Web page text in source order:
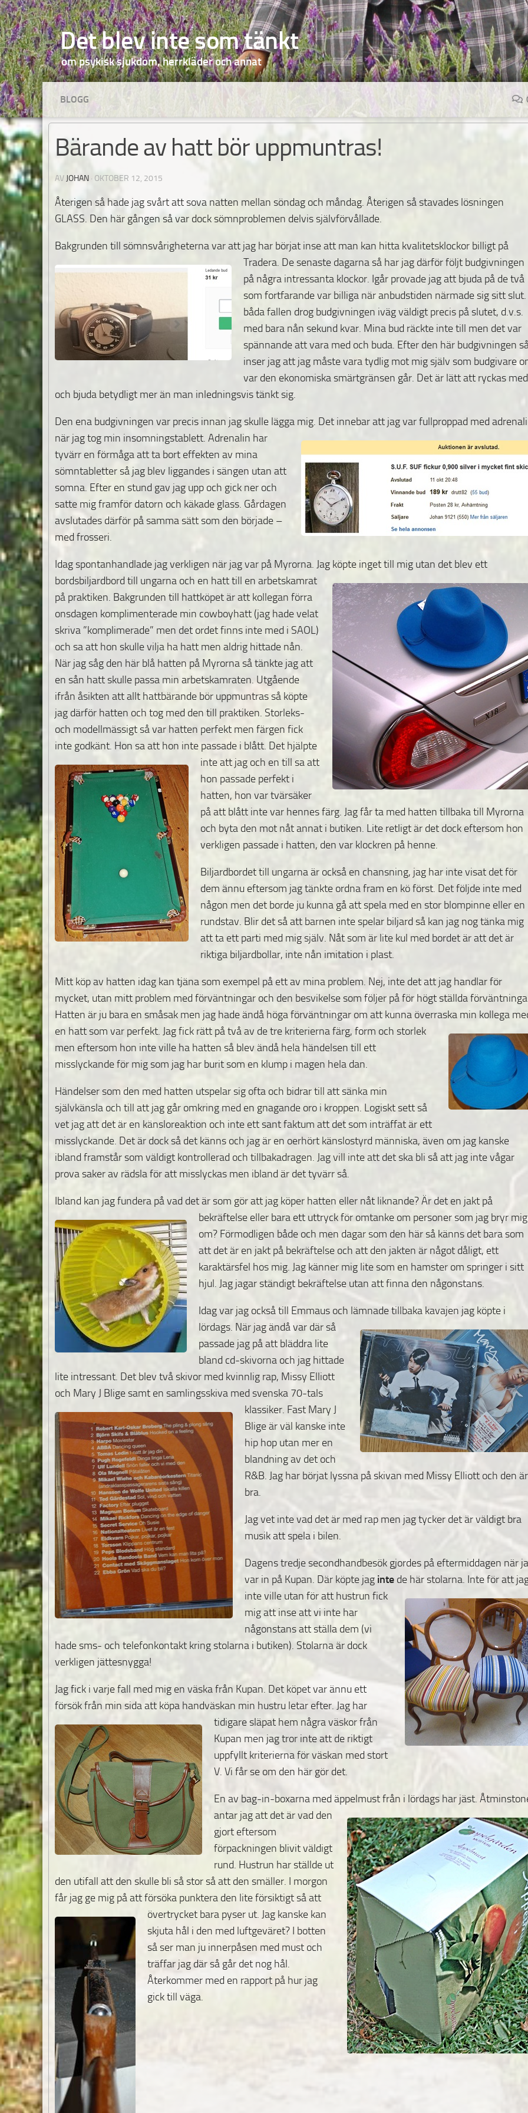
Hoppa till innehåll
Det blev inte som tänkt
om psykisk sjukdom, herrkläder och annat
BLOGG
Bärande av hatt bör uppmuntras!
AV JOHAN · OKTOBER 12, 2015
Återigen så hade jag svårt att sova natten mellan söndag och måndag. Återigen så stavades lösningen
GLASS. Den här gången så var dock sömnproblemen delvis självförvållade.
Bakgrunden till sömnsvårigheterna var att jag har börjat inse att man kan hitta kvalitetsklockor billigt på
Tradera. De senaste dagarna så har jag därför följt budgivningen
på några intressanta klockor. Igår provade jag att bjuda på de två
som fortfarande var billiga när anbudstiden närmade sig sitt slut.
båda fallen drog budgivningen iväg väldigt precis på slutet, d.v.s.
med bara nån sekund kvar. Mina bud räckte inte till men det var
spännande att vara med och buda. Efter den här budgivningen
inser jag att jag måste vara tydlig mot mig själv som budgivare
var den ekonomiska smärtgränsen går. Det är lätt att ryckas med
och bjuda betydligt mer än man inledningsvis tänkt sig.
Den ena budgivningen var precis innan jag skulle lägga mig. Det innebar att jag var fullproppad med
när jag tog min insomningstablett. Adrenalin har
tyvärr en förmåga att ta bort effekten av mina
sömntabletter så jag blev liggandes i sängen utan att
somna. Efter en stund gav jag upp och gick ner och
satte mig framför datorn och käkade glass. Gårdagen
avslutades därför på samma sätt som den började –
med frosseri.
Idag spontanhandlade jag verkligen när jag var på Myrorna. Jag köpte inget till mig utan det blev ett
bordsbiljardbord till ungarna och en hatt till en arbetskamrat
på praktiken. Bakgrunden till hattköpet är att kollegan förra
onsdagen komplimenterade min cowboyhatt (jag hade velat
skriva ”komplimerade” men det ordet finns inte med i SAOL)
och sa att hon skulle vilja ha hatt men aldrig hittade nån.
När jag såg den här blå hatten på Myrorna så tänkte jag att
en sån hatt skulle passa min arbetskamraten. Utgående
ifrån åsikten att allt hattbärande bör uppmuntras så köpte
jag därför hatten och tog med den till praktiken. Storleks-
och modellmässigt så var hatten perfekt men färgen fick
inte godkänt. Hon sa att hon inte passade i blått. Det hjälpte
inte att jag och en till sa att
hon passade perfekt i
hatten, hon var tvärsäker
på att blått inte var hennes färg. Jag får ta med hatten tillbaka till Myrorna
och byta den mot nåt annat i butiken. Lite retligt är det dock eftersom hon
verkligen passade i hatten, den var klockren på henne.
Biljardbordet till ungarna är också en chansning, jag har inte visat det för
dem ännu eftersom jag tänkte ordna fram en kö först. Det följde inte med
någon men det borde ju kunna gå att spela med en stor blompinne eller en
rundstav. Blir det så att barnen inte spelar biljard så kan jag nog tänka mig
att ta ett parti med mig själv. Nåt som är lite kul med bordet är att det är
riktiga biljardbollar, inte nån imitation i plast.
Mitt köp av hatten idag kan tjäna som exempel på ett av mina problem. Nej, inte det att jag handlar för
mycket, utan mitt problem med förväntningar och den besvikelse som följer på för högt ställda
Hatten är ju bara en småsak men jag hade ändå höga förväntningar om att kunna överraska min kollega
en hatt som var perfekt. Jag fick rätt på två av de tre kriterierna färg, form och storlek
men eftersom hon inte ville ha hatten så blev ändå hela händelsen till ett
misslyckande för mig som jag har burit som en klump i magen hela dan.
Händelser som den med hatten utspelar sig ofta och bidrar till att sänka min
självkänsla och till att jag går omkring med en gnagande oro i kroppen. Logiskt sett så
vet jag att det är en känsloreaktion och inte ett sant faktum att det som inträffat är ett
misslyckande. Det är dock så det känns och jag är en oerhört känslostyrd människa, även om jag kanske
ibland framstår som väldigt kontrollerad och tillbakadragen. Jag vill inte att det ska bli så att jag inte vågar
prova saker av rädsla för att misslyckas men ibland är det tyvärr så.
Ibland kan jag fundera på vad det är som gör att jag köper hatten eller nåt liknande? Är det en jakt på
bekräftelse eller bara ett uttryck för omtanke om personer som jag bryr mig
om? Förmodligen både och men dagar som den här så känns det bara som
att det är en jakt på bekräftelse och att den jakten är något dåligt, ett
karaktärsfel hos mig. Jag känner mig lite som en hamster om springer i sitt
hjul. Jag jagar ständigt bekräftelse utan att finna den någonstans.
Idag var jag också till Emmaus och lämnade tillbaka kavajen jag köpte i
lördags. När jag ändå var där så
passade jag på att bläddra lite
bland cd-skivorna och jag hittade
lite intressant. Det blev två skivor med kvinnlig rap, Missy Elliott
och Mary J Blige samt en samlingsskiva med svenska 70-tals
klassiker. Fast Mary J
Blige är väl kanske inte
hip hop utan mer en
blandning av det och
R&B. Jag har börjat lyssna på skivan med Missy Elliott och den är
bra.
Jag vet inte vad det är med rap men jag tycker det är väldigt bra
musik att spela i bilen.
Dagens tredje secondhandbesök gjordes på eftermiddagen när
var in på Kupan. Där köpte jag inte de här stolarna. Inte för att
inte ville utan för att hustrun fick
mig att inse att vi inte har
någonstans att ställa dem (vi
hade sms- och telefonkontakt kring stolarna i butiken). Stolarna är dock
verkligen jättesnygga!
Jag fick i varje fall med mig en väska från Kupan. Det köpet var ännu ett
försök från min sida att köpa handväskan min hustru letar efter. Jag har
tidigare släpat hem några väskor från
Kupan men jag tror inte att de riktigt
uppfyllt kriterierna för väskan med stort
V. Vi får se om den här gör det.
En av bag-in-boxarna med äppelmust från i lördags har jäst.
antar jag att det är vad den
gjort eftersom
förpackningen blivit väldigt
rund. Hustrun har ställde ut
den utifall att den skulle bli så stor så att den smäller. I morgon
får jag ge mig på att försöka punktera den lite försiktigt så att
övertrycket bara pyser ut. Jag kanske kan
skjuta hål i den med luftgeväret? I botten
så ser man ju innerpåsen med must och
träffar jag där så går det nog hål.
Återkommer med en rapport på hur jag
gick till väga.